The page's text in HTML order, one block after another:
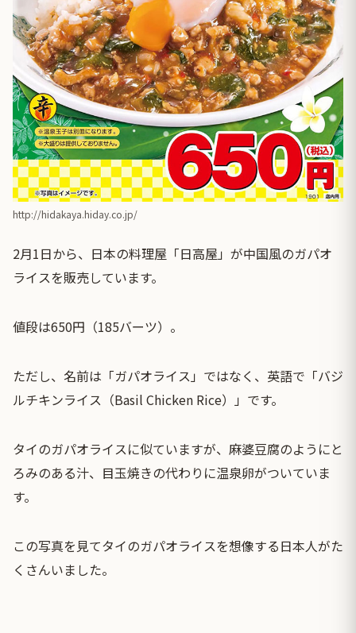
http://hidakaya.hiday.co.jp/
2月1日から、日本の料理屋「日高屋」が中国風のガパオ
ライスを販売しています。
値段は650円（185バーツ）。
ただし、名前は「ガパオライス」ではなく、英語で「バジ
ルチキンライス（Basil Chicken Rice）」です。
タイのガパオライスに似ていますが、麻婆豆腐のようにと
ろみのある汁、目玉焼きの代わりに温泉卵がついていま
す。
この写真を見てタイのガパオライスを想像する日本人がた
くさんいました。